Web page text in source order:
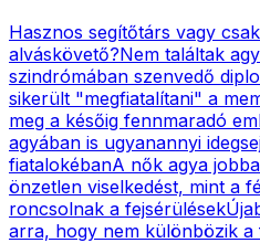
Hasznos segítőtárs vagy
alváskövető?Nem találtak
szindrómában szenvedő
sikerült "megfiatalítani" a
meg a későig fennmaradó
agyában is ugyanannyi
fiatalokébanA nők agya
önzetlen viselkedést, mint a
roncsolnak a fejsérülések
arra, hogy nem különbözik a